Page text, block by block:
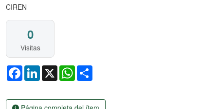
CIREN
0
Visitas
FacebookLinkedIn
X WhatsApp